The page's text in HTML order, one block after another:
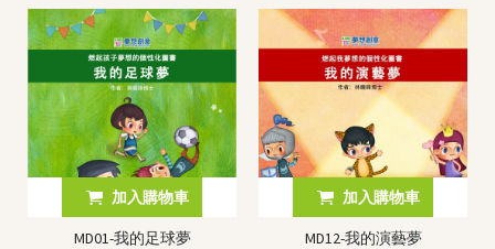
加入購物車
MD01-我的足球夢
加入購物車
MD12-我的演藝夢